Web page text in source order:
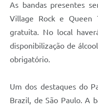
Legislação
IPTU Selo Verde
Notícias
Contato
As bandas presentes
Village Rock e Queen
gratuita. No local
disponibilização de
obrigatório.
Um dos destaques do
Brazil, de São Paulo. A